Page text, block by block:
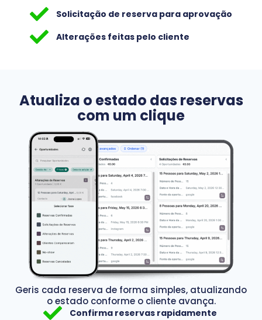
Solicitação de reserva para aprovação
Alterações feitas pelo cliente
Atualiza o estado das reservas
com um clique
Geris cada reserva de forma simples, atualizando
o estado conforme o cliente avança.
Confirma reservas rapidamente